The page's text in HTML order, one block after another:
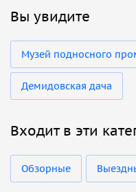
Вы увидите
Музей подносного
Демидовская дача
Входит в эти
Обзорные